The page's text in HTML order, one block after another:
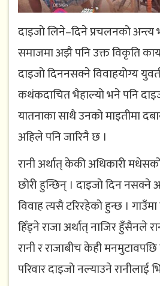
दाइजो लिने–दिने प्रचलनको
समाजमा अझै पनि उक्त विकृति
दाइजो दिननसक्ने विवाहयोग्य
कथंकदाचित भैहाल्यो भने पनि
यातनाका साथै उनको माइतीमा
अहिले पनि जारिनै छ ।
रानी अर्थात् केकी अधिकारी
छोरी हुन्छिन् । दाइजो दिन
विवाह त्यसै टरिरहेको हुन्छ ।
हिँड्ने राजा अर्थात् नाजिर हुँसैनले
रानी र राजाबीच केही
परिवार दाइजो नल्याउने रानीलाई